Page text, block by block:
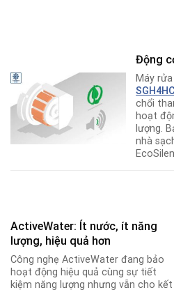
Động
Máy
chổi
hoạt
lượng.
nhà
ActiveWater: Ít nước, ít năng
lượng, hiệu quả hơn
Công nghẹ ActiveWater đang bảo
hoạt động hiệu quả cùng sự tiết
kiệm năng lượng nhưng vẫn cho kết